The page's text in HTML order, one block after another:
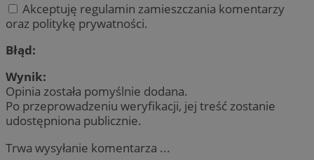
Akceptuję regulamin zamieszczania komentarzy
oraz politykę prywatności.
Błąd:
Wynik:
Opinia została pomyślnie dodana.
Po przeprowadzeniu weryfikacji, jej treść zostanie
udostępniona publicznie.
Trwa wysyłanie komentarza ...